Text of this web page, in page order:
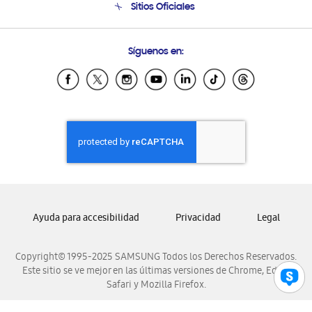
Condiciones de Compra
Soporte vía eMail
Sitios Oficiales
Samsung Ecuador
Samsung El Salvador
Samsung Honduras
Samsung Nicaragua
Samsung Panamá
Samsung Venezuela
Síguenos en:
Copyright© 1995-2025 SAMSUNG Todos los Derechos Reservados.
Este sitio se ve mejor en las últimas versiones de Chrome, Edge,
Safari y Mozilla Firefox.
Ayuda para accesibilidad Privacidad Legal